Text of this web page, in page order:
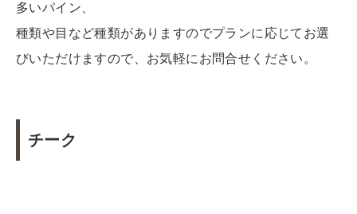
多いパイン、
種類や目など種類がありますのでプランに応じてお選
びいただけますので、お気軽にお問合せください。
チーク